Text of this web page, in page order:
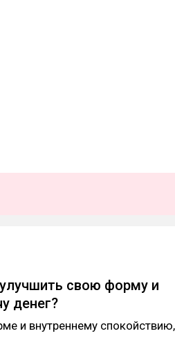
свою форму и
денег?
и внутреннему спокойствию,